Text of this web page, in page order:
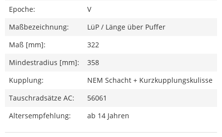
Epoche:
V
Maßbezeichnung:
LüP / Länge über Puffer
Maß [mm]:
322
Mindestradius [mm]:
358
Kupplung:
NEM Schacht + Kurzkupplungskulisse
Tauschradsätze AC:
56061
Altersempfehlung:
ab 14 Jahren